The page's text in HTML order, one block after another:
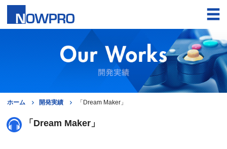
ホーム 開発実績 「Dream Maker」
「Dream Maker」